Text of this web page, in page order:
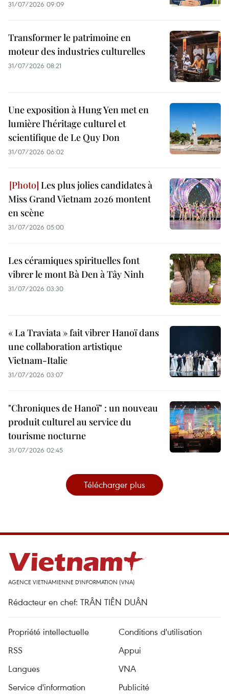
31/07/2026 09:09
Transformer le patrimoine en
moteur des industries culturelles
31/07/2026 08:21
Une exposition à Hung Yen met en
lumière l’héritage culturel et
scientifique de Le Quy Don
31/07/2026 06:02
Les plus jolies candidates à
Miss Grand Vietnam 2026 montent
en scène
31/07/2026 05:00
Les céramiques spirituelles font
vibrer le mont Bà Den à Tây Ninh
31/07/2026 03:30
« La Traviata » fait vibrer Hanoï dans
une collaboration artistique
Vietnam-Italie
31/07/2026 03:07
"Chroniques de Hanoï" : un nouveau
produit culturel au service du
tourisme nocturne
31/07/2026 02:45
Télécharger plus
AGENCE VIETNAMIENNE D'INFORMATION (VNA)
Rédacteur en chef: TRÂN TIÊN DUÂN
Propriété intellectuelle
Conditions d'utilisation
RSS
Appui
Langues
VNA
Service d'information
Publicité